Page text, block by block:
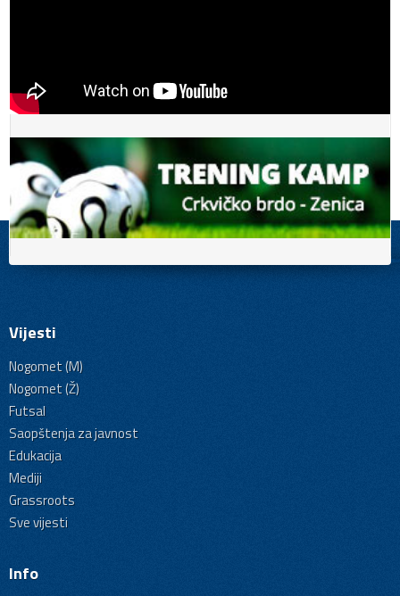
Vijesti
Nogomet (M)
Nogomet (Ž)
Futsal
Saopštenja za javnost
Edukacija
Mediji
Grassroots
Sve vijesti
Info